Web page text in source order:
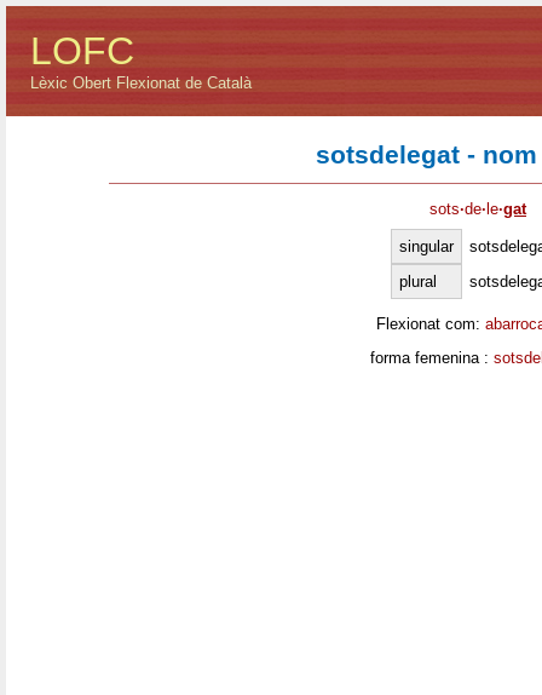
LOFC
Lèxic Obert Flexionat de Català
sotsdelegat -
sots·de· le·gat
singular
plural
Flexionat com:
forma femenina :